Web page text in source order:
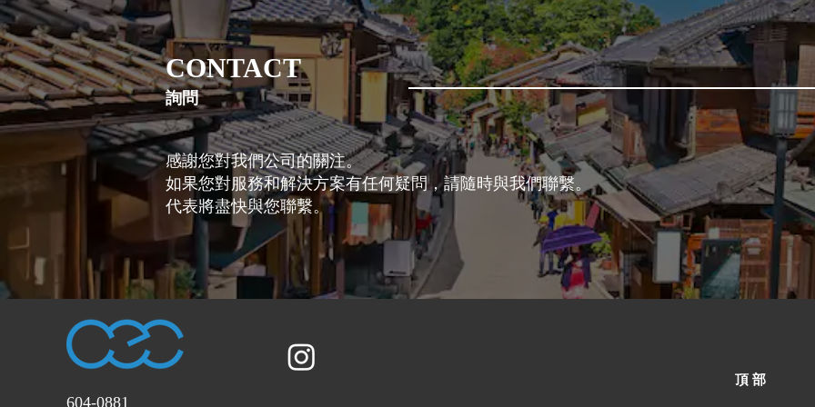
CONTACT
詢問
感謝您對我們公司的關注。
如果您對服務和解決方案有任何疑問，請隨時與我們聯繫。
代表將盡快與您聯繫。
604-0881
頂部